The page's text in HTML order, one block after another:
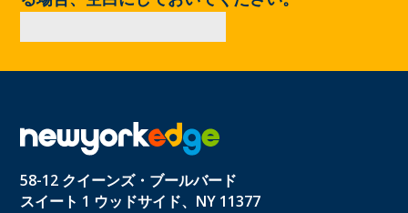
58-12 クイーンズ・ブールバード
スイート 1 ウッドサイド、NY 11377